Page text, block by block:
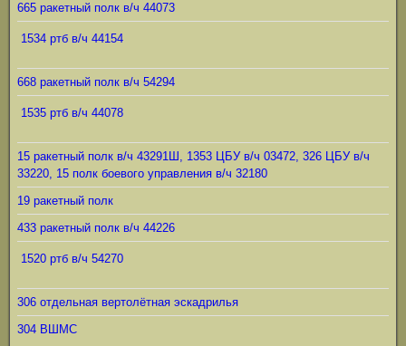
665 ракетный полк в/ч 44073
1534 ртб в/ч 44154
668 ракетный полк в/ч 54294
1535 ртб в/ч 44078
15 ракетный полк в/ч 43291Ш, 1353 ЦБУ в/ч 03472, 326 ЦБУ в/ч
33220, 15 полк боевого управления в/ч 32180
19 ракетный полк
433 ракетный полк в/ч 44226
1520 ртб в/ч 54270
306 отдельная вертолётная эскадрилья
304 ВШМС